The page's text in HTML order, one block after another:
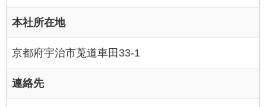
本社所在地
京都府宇治市莵道車田33-1
連絡先